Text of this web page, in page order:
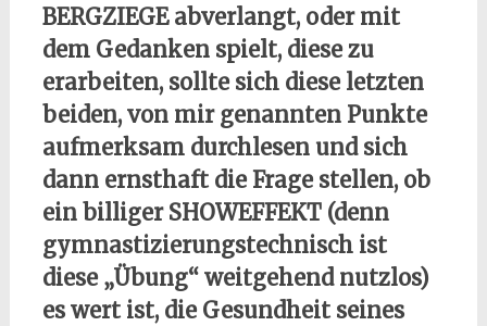
BERGZIEGE abverlangt, oder mit
dem Gedanken spielt, diese zu
erarbeiten, sollte sich diese letzten
beiden, von mir genannten Punkte
aufmerksam durchlesen und sich
dann ernsthaft die Frage stellen, ob
ein billiger SHOWEFFEKT (denn
gymnastizierungstechnisch ist
diese „Übung“ weitgehend nutzlos)
es wert ist, die Gesundheit seines